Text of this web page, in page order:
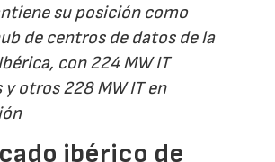
su posición como
de centros de datos de la
con 224 MW IT
otros 228 MW IT en
ibérico de